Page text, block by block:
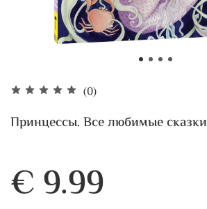
(0)
Принцессы. Все любимые сказки
€ 9.99